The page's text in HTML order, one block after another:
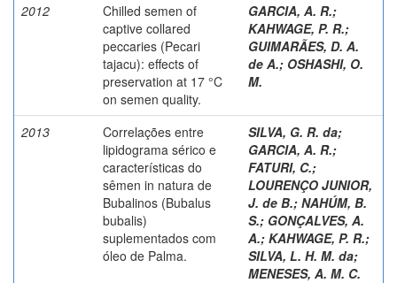
2012
Chilled semen of
captive collared
peccaries (Pecari
tajacu): effects of
preservation at 17 °C
on semen quality.
GARCIA, A. R.;
KAHWAGE, P. R.;
GUIMARÃES, D. A.
de A.; OSHASHI, O.
M.
2013
Correlações entre
lipidograma sérico e
características do
sêmen in natura de
Bubalinos (Bubalus
bubalis)
suplementados com
óleo de Palma.
SILVA, G. R. da;
GARCIA, A. R.;
FATURI, C.;
LOURENÇO JUNIOR,
J. de B.; NAHÚM, B.
S.; GONÇALVES, A.
A.; KAHWAGE, P. R.;
SILVA, L. H. M. da;
MENESES, A. M. C.